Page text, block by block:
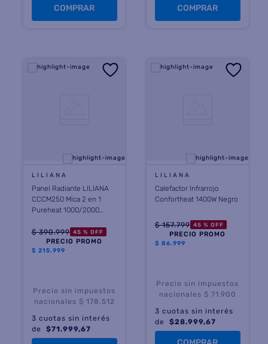
COMPRAR COMPRAR
LILIANA
Panel Radiante LILIANA
CCCM250 Mica 2 en 1
Pureheat 1000/2000
$ 390.999 45 % OFF
PRECIO PROMO
$ 215.999
Precio sin impuestos
nacionales $ 178.512
3 cuotas sin interés
de $71.999,67
LILIANA
Calefactor Infrarrojo
Confortheat 1400W Negro
$ 157.799 45 % OFF
PRECIO PROMO
$ 86.999
Precio sin impuestos
nacionales $ 71.900
3 cuotas sin interés
de $28.999,67